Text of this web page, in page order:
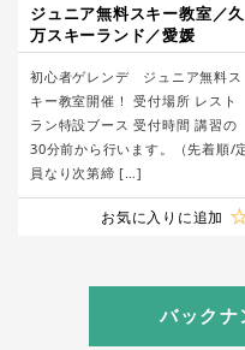
ジュニア無料スキー教室／久
万スキーランド／愛媛
初心者ゲレンデ ジュニア無料ス
キー教室開催！ 受付場所 レスト
ラン特設ブース 受付時間 講習の
30分前から行います。（先着順/
員なり次第締 […]
お気に入りに追加
バックナ